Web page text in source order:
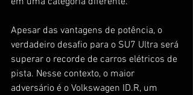
Apesar das vantagens de potência, o
verdadeiro desafio para o SU7 Ultra será
superar o recorde de carros elétricos de
pista. Nesse contexto, o maior
adversário é o Volkswagen ID.R, um